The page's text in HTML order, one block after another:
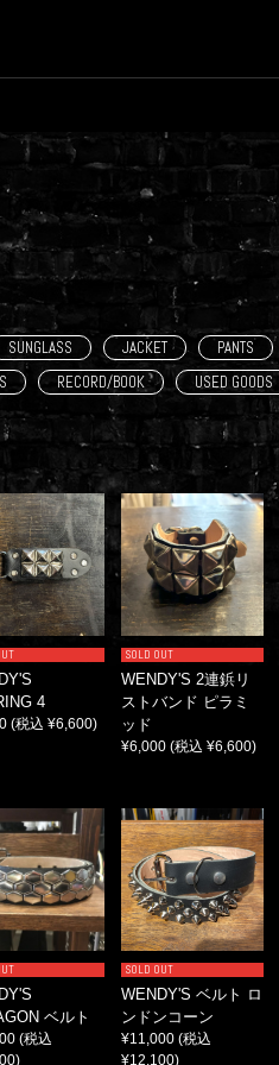
SUNGLASS JACKET PANTS
RECORD/BOOK USED GOODS
4
(税込 ¥6,600)
SOLD OUT
WENDY'S 2連鋲リ
ストバンド ピラミ
ッド
¥6,000 (税込 ¥6,600)
ベルト
(税込
SOLD OUT
WENDY'S ベルト ロ
ンドンコーン
¥11,000 (税込
¥12,100)